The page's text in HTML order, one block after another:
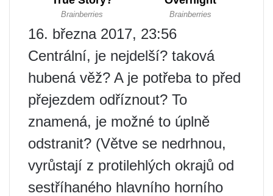
16. března 2017, 23:56
Centrální, je nejdelší? taková
hubená věž? A je potřeba to před
přejezdem odříznout? To
znamená, je možné to úplně
odstranit? (Větve se nedrhnou,
vyrůstají z protilehlých okrajů od
sestříhaného hlavního horního